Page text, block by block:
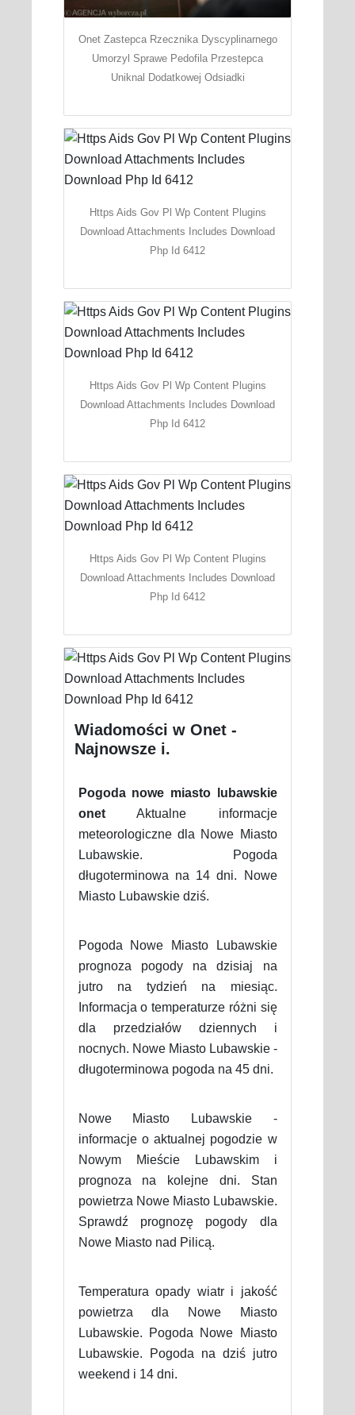
Onet Zastepca Rzecznika Dyscyplinarnego
Umorzyl Sprawe Pedofila Przestepca
Uniknal Dodatkowej Odsiadki
Https Aids Gov Pl Wp Content Plugins
Download Attachments Includes Download
Php Id 6412
Https Aids Gov Pl Wp Content Plugins
Download Attachments Includes Download
Php Id 6412
Https Aids Gov Pl Wp Content Plugins
Download Attachments Includes Download
Php Id 6412
Wiadomości w Onet -
Najnowsze i.
Pogoda nowe miasto lubawskie
onetAktualne informacje
meteorologiczne dla Nowe Miasto
Lubawskie. Pogoda
długoterminowa na 14 dni. Nowe
Miasto Lubawskie dziś.
Pogoda Nowe Miasto Lubawskie
prognoza pogody na dzisiaj na
jutro na tydzień na miesiąc.
Informacja o temperaturze różni się
dla przedziałów dziennych i
nocnych. Nowe Miasto Lubawskie -
długoterminowa pogoda na 45 dni.
Nowe Miasto Lubawskie -
informacje o aktualnej pogodzie w
Nowym Mieście Lubawskim i
prognoza na kolejne dni. Stan
powietrza Nowe Miasto Lubawskie.
Sprawdź prognozę pogody dla
Nowe Miasto nad Pilicą.
Temperatura opady wiatr i jakość
powietrza dla Nowe Miasto
Lubawskie. Pogoda Nowe Miasto
Lubawskie. Pogoda na dziś jutro
weekend i 14 dni.